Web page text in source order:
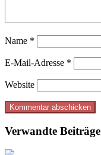
Name *
E-Mail-Adresse *
Website
Verwandte Beiträge